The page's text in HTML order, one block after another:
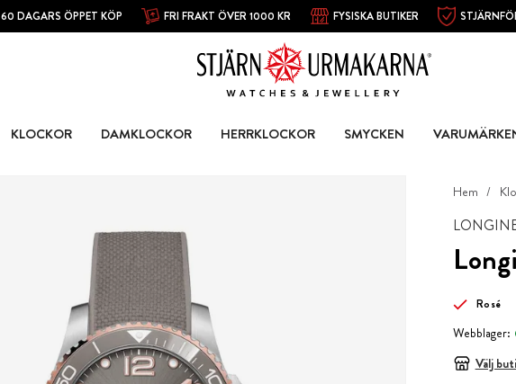
60 DAGARS ÖPPET KÖP FRI FRAKT ÖVER 1000 KR FYSISKA BUTIKER
KLOCKOR DAMKLOCKOR HERRKLOCKOR SMYCKEN
Hem
Rosé
Webblager:
Välj